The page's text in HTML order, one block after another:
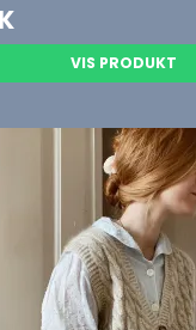
VIS PRODUKT